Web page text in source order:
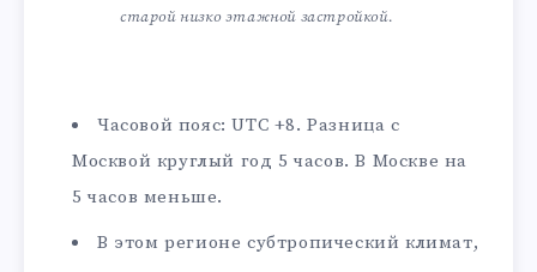
старой низко этажной застройкой.
Часовой пояс: UTC +8. Разница с
Москвой круглый год 5 часов. В Москве на
5 часов меньше.
В этом регионе субтропический климат,